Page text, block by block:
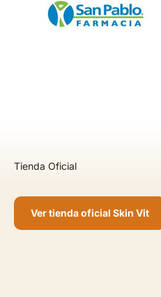
Ver tienda oficial Skin Vit